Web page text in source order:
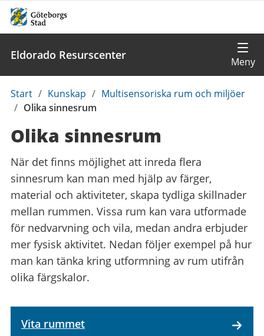
Eldorado Resurscenter
Du
är
Start / Kunskap / Multisensoriska rum och miljöer
/ Olika sinnesrum
Olika sinnesrum
När det finns möjlighet att inreda flera
sinnesrum kan man med hjälp av färger,
material och aktiviteter, skapa tydliga skillnader
mellan rummen. Vissa rum kan vara utformade
för nedvarvning och vila, medan andra erbjuder
mer fysisk aktivitet. Nedan följer exempel på hur
man kan tänka kring utformning av rum utifrån
olika färgskalor.
Vita rummet